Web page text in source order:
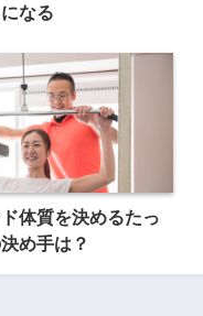
なる
体質を決めるたっ
め手は？